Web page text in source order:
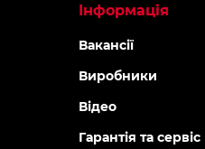
Інформація
Вакансії
Виробники
Відео
Гарантія та сервіс